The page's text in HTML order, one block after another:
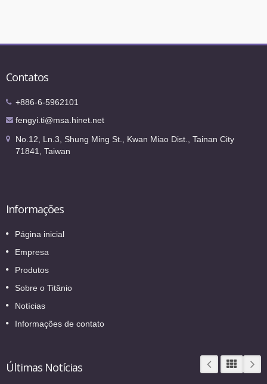
Contatos
+886-6-5962101
fengyi.ti@msa.hinet.net
No.12, Ln.3, Shung Ming St., Kwan Miao Dist., Tainan City
71841, Taiwan
Informações
Página inicial
Empresa
Produtos
Sobre o Titânio
Notícias
Informações de contato
Últimas Notícias